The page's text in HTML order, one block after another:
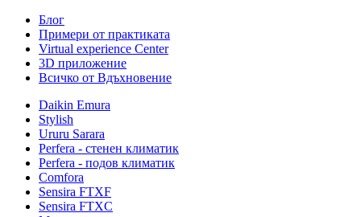
Блог
Примери от практиката
Virtual experience Center
3D приложение
Всичко от Вдъхновение
Daikin Emura
Stylish
Ururu Sarara
Perfera - стенен климатик
Perfera - подов климатик
Comfora
Sensira FTXF
Sensira FTXC